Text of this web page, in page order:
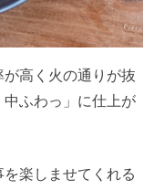
高く火の通りが抜
ふわっ」に仕上が
楽しませてくれる